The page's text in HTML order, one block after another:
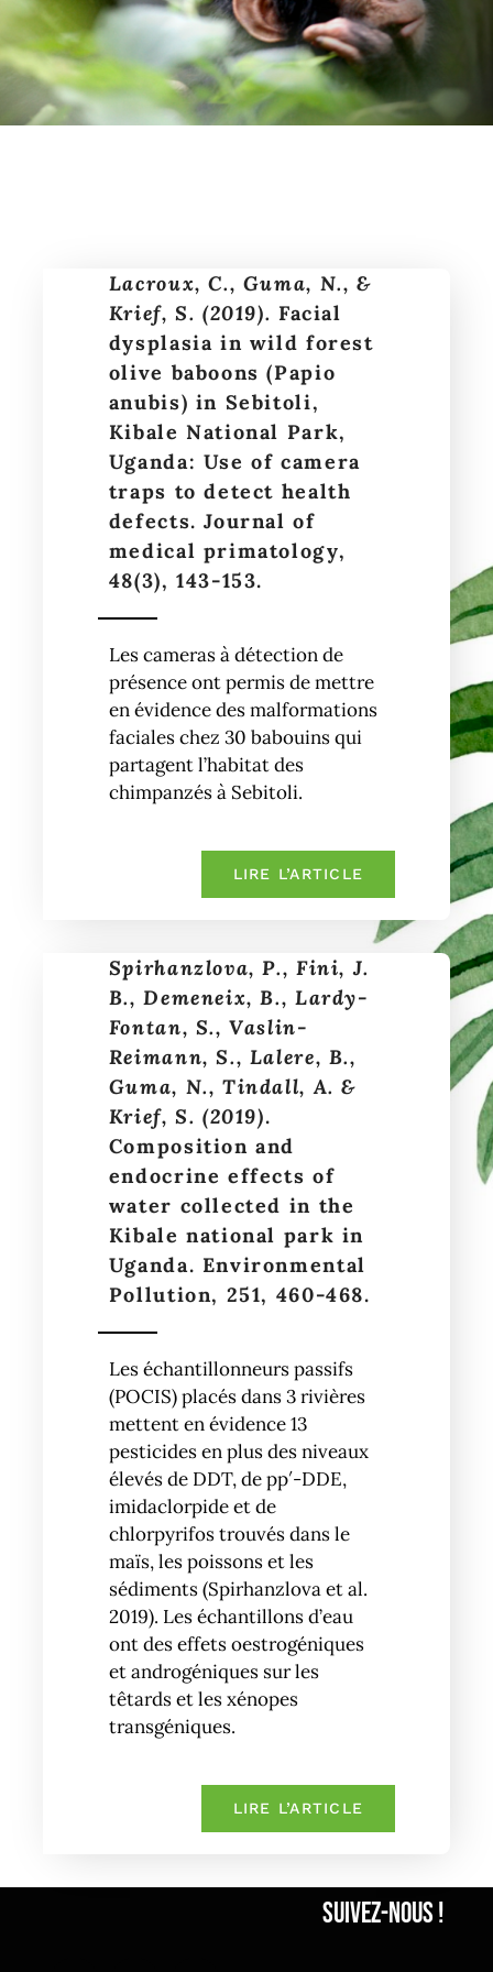
MÉDIAS
FAIRE UN DON
Lacroux, C., Guma, N., &
Krief, S. (2019). Facial
dysplasia in wild forest
olive baboons (Papio
anubis) in Sebitoli,
Kibale National Park,
Uganda: Use of camera
traps to detect health
defects. Journal of
medical primatology,
48(3), 143-153.
Les cameras à détection de
présence ont permis de mettre
en évidence des malformations
faciales chez 30 babouins qui
partagent l’habitat des
chimpanzés à Sebitoli.
LIRE L’ARTICLE
Spirhanzlova, P., Fini, J.
B., Demeneix, B., Lardy-
Fontan, S., Vaslin-
Reimann, S., Lalere, B.,
Guma, N., Tindall, A. &
Krief, S. (2019).
Composition and
endocrine effects of
water collected in the
Kibale national park in
Uganda. Environmental
Pollution, 251, 460-468.
Les échantillonneurs passifs
(POCIS) placés dans 3 rivières
mettent en évidence 13
pesticides en plus des niveaux
élevés de DDT, de pp′-DDE,
imidaclorpide et de
chlorpyrifos trouvés dans le
maïs, les poissons et les
sédiments (Spirhanzlova et al.
2019). Les échantillons d’eau
ont des effets oestrogéniques
et androgéniques sur les
têtards et les xénopes
transgéniques.
LIRE L’ARTICLE
Suivez-nous !